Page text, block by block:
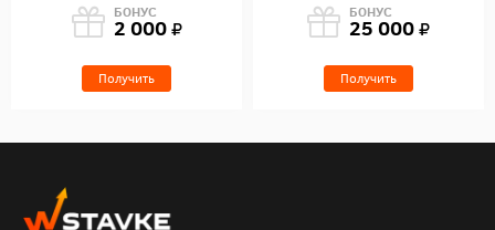
БОНУС
2 000
Получить
БОНУС
25 000
Получить